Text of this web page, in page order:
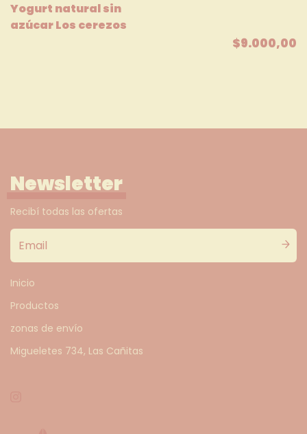
Yogurt natural sin
azúcar Los cerezos
$9.000,00
Newsletter
Recibí todas las ofertas
Inicio
Productos
zonas de envío
Migueletes 734, Las Cañitas